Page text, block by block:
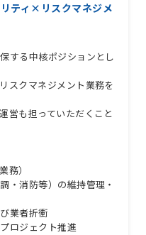
ティ×リスクマネジメ
する中核ポジションとし
スクマネジメント業務を
営も担っていただくこと
務）
・消防等）の維持管理・
業者折衝
ロジェクト推進